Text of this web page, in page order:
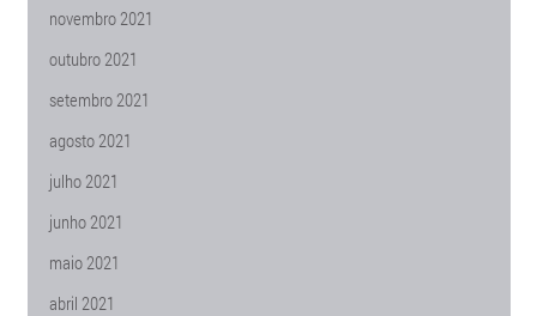
novembro 2021
outubro 2021
setembro 2021
agosto 2021
julho 2021
junho 2021
maio 2021
abril 2021